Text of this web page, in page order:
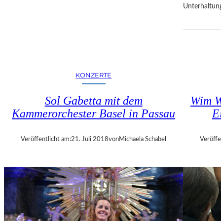
R
E
L
E
KONZERTE
Sol Gabetta mit dem
Kammerorchester Basel in Passau
Veröffentlicht am:21. Juli 2018vonMichaela Schabel
Wim